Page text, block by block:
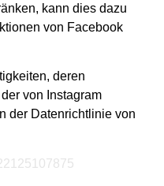
kann dies dazu
von Facebook
deren
von Instagram
der Datenrichtlinie von